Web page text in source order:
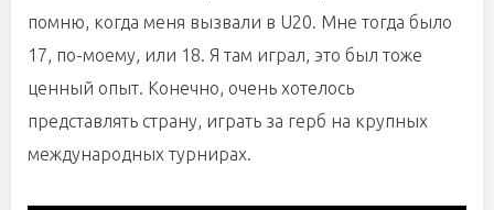
помню, когда меня вызвали в U20. Мне тогда было
17, по-моему, или 18. Я там играл, это был тоже
ценный опыт. Конечно, очень хотелось
представлять страну, играть за герб на крупных
международных турнирах.